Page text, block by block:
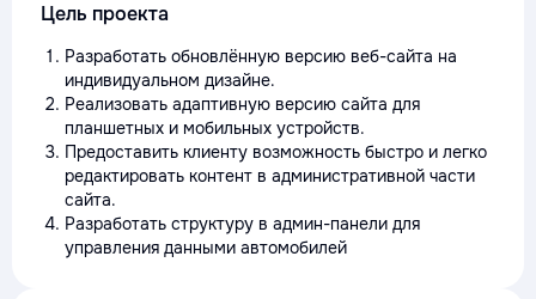
Цель проекта
Разработать обновлённую версию веб-сайта на
индивидуальном дизайне.
Реализовать адаптивную версию сайта для
планшетных и мобильных устройств.
Предоставить клиенту возможность быстро и легко
редактировать контент в административной части
сайта.
Разработать структуру в админ-панели для
управления данными автомобилей